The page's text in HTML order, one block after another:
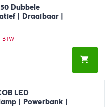
Dubbele
| Draaibaar |
BTW
LED
| Powerbank |